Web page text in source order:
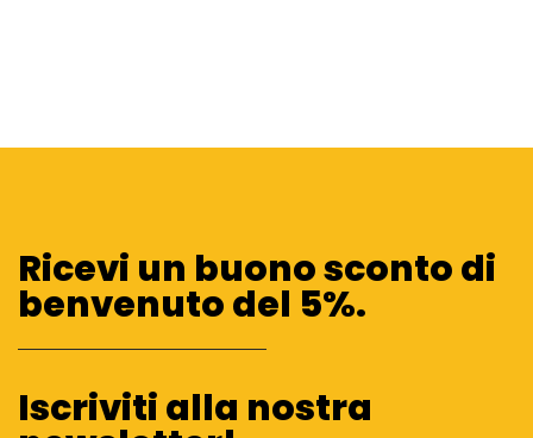
Ricevi un buono sconto di
benvenuto del 5%.
Iscriviti alla nostra